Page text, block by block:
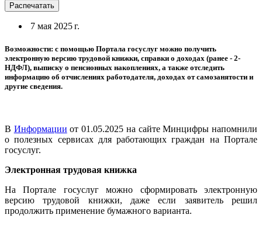
Распечатать
7 мая 2025 г.
Возможности: с помощью Портала госуслуг можно получить
электронную версию трудовой книжки, справки о доходах (ранее - 2-
НДФЛ), выписку о пенсионных накоплениях, а также отследить
информацию об отчислениях работодателя, доходах от самозанятости и
другие сведения.
В Информации от 01.05.2025 на сайте Минцифры напомнили
о полезных сервисах для работающих граждан на Портале
госуслуг.
Электронная трудовая книжка
На Портале госуслуг можно сформировать электронную
версию трудовой книжки, даже если заявитель решил
продолжить применение бумажного варианта.